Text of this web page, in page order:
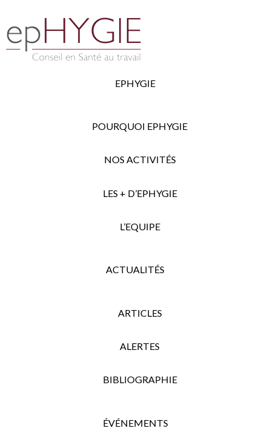
EPHYGIE
POURQUOI EPHYGIE
NOS ACTIVITÉS
LES + D’EPHYGIE
L’EQUIPE
ACTUALITÉS
ARTICLES
ALERTES
BIBLIOGRAPHIE
ÉVÉNEMENTS